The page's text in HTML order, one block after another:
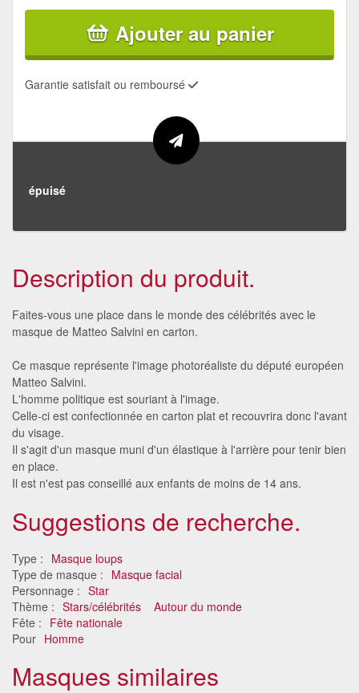
Ajouter au panier
Garantie satisfait ou remboursé
épuisé
Description du produit.
Faites-vous une place dans le monde des célébrités avec le
masque de Matteo Salvini en carton.
Ce masque représente l'image photoréaliste du député européen
Matteo Salvini.
L'homme politique est souriant à l'image.
Celle-ci est confectionnée en carton plat et recouvrira donc l'avant
du visage.
Il s'agit d'un masque muni d'un élastique à l'arrière pour tenir bien
en place.
Il est n'est pas conseillé aux enfants de moins de 14 ans.
Suggestions de recherche.
Type : Masque loups
Type de masque : Masque facial
Personnage : Star
Thème : Stars/célébrités
Autour du monde
Fête : Fête nationale
Pour Homme
Masques similaires